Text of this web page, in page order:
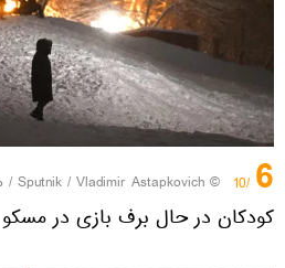
6
/10
© Sputnik / Vladimir Astapkovich
/
کودکان در حال برف بازی در مسکو